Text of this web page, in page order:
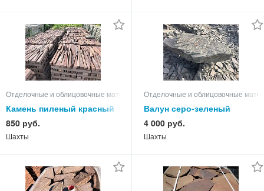
Отделочные и облицовочные материалы
Камень пиленый красный
Лапша Ростовский
песчаник
850 руб.
Шахты
Отделочные и облицовочные
Валун серо-зеленый
песчаник ростовский
песчаник
4 000 руб.
Шахты